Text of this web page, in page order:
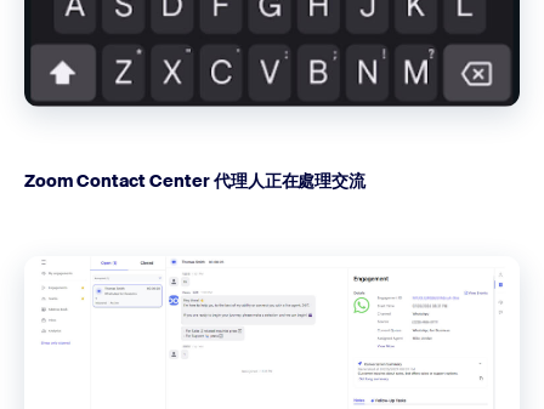
Zoom Contact Center 代理人正在處理交流